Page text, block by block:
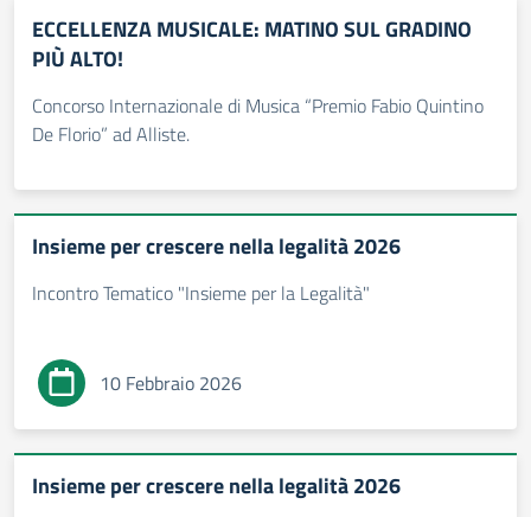
ECCELLENZA MUSICALE: MATINO SUL GRADINO
PIÙ ALTO!
Concorso Internazionale di Musica “Premio Fabio Quintino
De Florio” ad Alliste.
Insieme per crescere nella legalità 2026
Incontro Tematico "Insieme per la Legalità"
10 Febbraio 2026
Insieme per crescere nella legalità 2026